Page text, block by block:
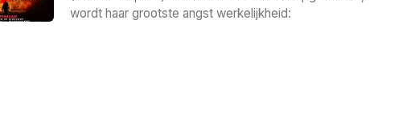
wordt haar grootste angst werkelijkheid: